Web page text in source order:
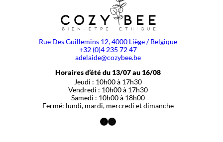
Rue Des Guillemins 12, 4000 Liège / Belgique
+32 (0)4 235 72 47
adelaide@cozybee.be
Horaires d’été du 13/07 au 16/08
Jeudi : 10h00 à 17h30
Vendredi : 10h00 à 17h30
Samedi : 10h00 à 18h00
Fermé: lundi, mardi, mercredi et dimanche
Facebook
Instagram